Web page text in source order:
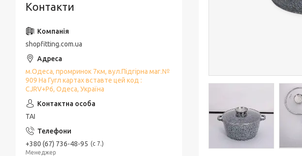
Контакти
shopfitting.com.ua
м.Одеса, промринок 7км, вул.Підгірна маг.№
909 На Гугл картах вставте цей код :
CJRV+P6, Одеса, Україна
ТАІ
+380 (67) 736-48-95
с 7.
Менеджер